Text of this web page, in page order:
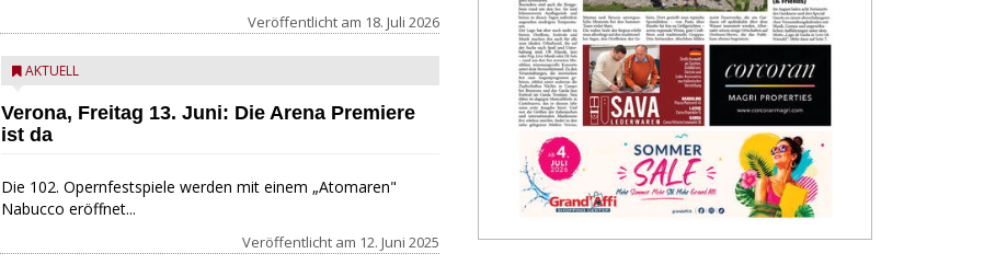
Veröffentlicht am 18. Juli 2026
AKTUELL
Verona, Freitag 13. Juni: Die Arena Premiere
ist da
Die 102. Opernfestspiele werden mit einem „Atomaren"
Nabucco eröffnet...
Veröffentlicht am 12. Juni 2025